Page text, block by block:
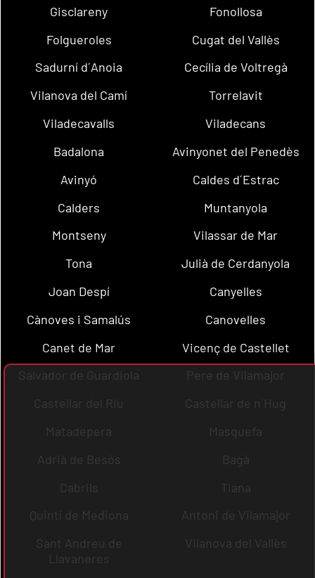
Gisclareny
Fonollosa
Folgueroles
Cugat del Vallès
Sadurní d´Anoia
Cecília de Voltregà
Vilanova del Camí
Torrelavit
Viladecavalls
Viladecans
Badalona
Avinyonet del Penedès
Avinyó
Caldes d´Estrac
Calders
Muntanyola
Montseny
Vilassar de Mar
Tona
Julià de Cerdanyola
Joan Despí
Canyelles
Cànoves i Samalús
Canovelles
Canet de Mar
Vicenç de Castellet
Salvador de Guardiola
Pere de Vilamajor
Castellar del Riu
Castellar de n´Hug
Matadepera
Masquefa
Adrià de Besòs
Bagà
Cabrils
Tiana
Quintí de Mediona
Antoni de Vilamajor
Sant Andreu de
Llavaneres
Vilanova del Vallès